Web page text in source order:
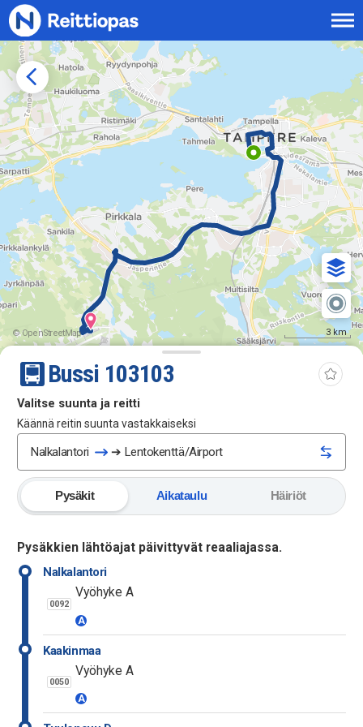
Siirry sisältöön
© OpenStreetMap 3 km
Bussi 103103
Valitse suunta ja reitti
Käännä reitin suunta vastakkaiseksi
Nalkalantori ➔ Lentokenttä/Airport
Pysäkit Aikataulu Häiriöt
Pysäkkien lähtöajat päivittyvät reaaliajassa.
Nalkalantori
0092
Vyöhyke A
A
Kaakinmaa
0050
Vyöhyke A
A